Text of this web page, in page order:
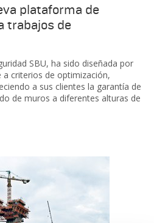
plataforma de
trabajos de
SBU, ha sido diseñada por
criterios de optimización,
a sus clientes la garantía de
de muros a diferentes alturas de